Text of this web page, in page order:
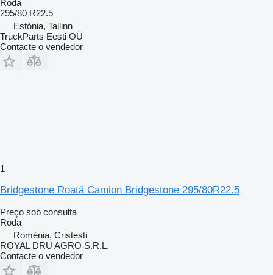
Roda
295/80 R22.5
Estónia, Tallinn
TruckParts Eesti OÜ
Contacte o vendedor
1
Bridgestone Roată Camion Bridgestone 295/80R22.5
Preço sob consulta
Roda
Roménia, Cristesti
ROYAL DRU AGRO S.R.L.
Contacte o vendedor